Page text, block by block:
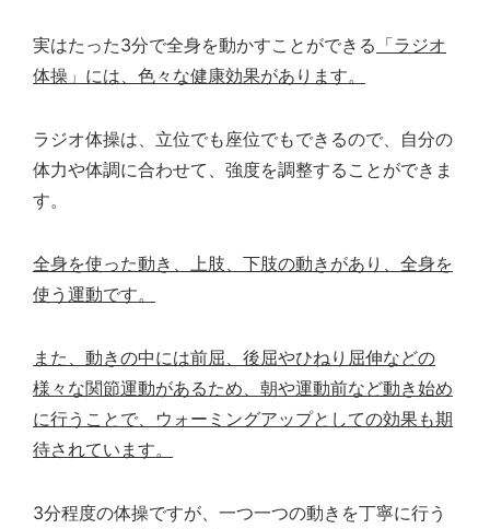
実はたった3分で全身を動かすことができる 「ラジオ
体操」には、色々な健康効果があります。
ラジオ体操は、立位でも座位でもできるので、自分の
体力や体調に合わせて、強度を調整することができま
す。
全身を使った動き、上肢、下肢の動きがあり、全身を
使う運動です。
また、動きの中には前屈、後屈やひねり屈伸などの
様々な関節運動があるため、朝や運動前など動き始め
に行うことで、ウォーミングアップとしての効果も期
待されています。
3分程度の体操ですが、一つ一つの動きを丁寧に行う